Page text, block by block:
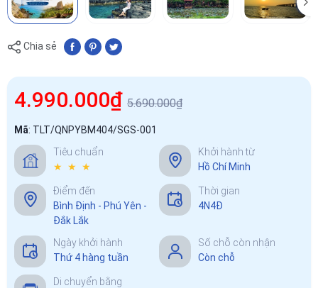
Chia sẻ
4.990.000₫ 5.690.000₫
Mã: TLT/QNPYBM404/SGS-001
Tiêu chuẩn
★ ★ ★
Khởi hành từ
Hồ Chí Minh
Điểm đến
Bình Định - Phú Yên -
Đắk Lắk
Thời gian
4N4Đ
Ngày khởi hành
Thứ 4 hàng tuần
Số chỗ còn nhận
Còn chỗ
Di chuyển bằng